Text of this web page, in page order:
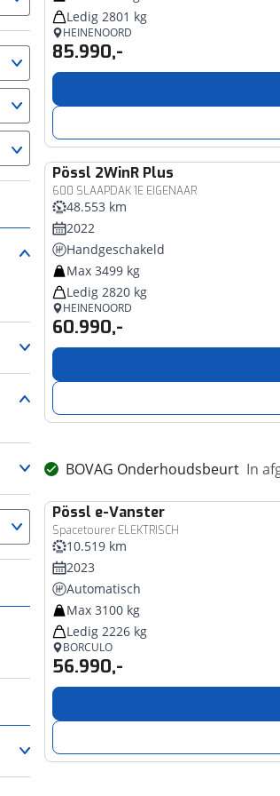
Ledig 2801 kg
HEINENOORD
85.990,-
Pössl 2WinR Plus
600 SLAAPDAK 1E EIGENAAR
48.553 km
2022
Handgeschakeld
Max 3499 kg
Ledig 2820 kg
HEINENOORD
60.990,-
BOVAG Onderhoudsbeurt In
Pössl e-Vanster
Spacetourer ELEKTRISCH
10.519 km
2023
Automatisch
Max 3100 kg
Ledig 2226 kg
BORCULO
56.990,-